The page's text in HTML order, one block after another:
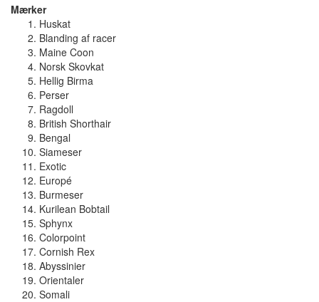
Mærker
Huskat
Blanding af racer
Maine Coon
Norsk Skovkat
Hellig Birma
Perser
Ragdoll
British Shorthair
Bengal
Siameser
Exotic
Europé
Burmeser
Kurilean Bobtail
Sphynx
Colorpoint
Cornish Rex
Abyssinier
Orientaler
Somali